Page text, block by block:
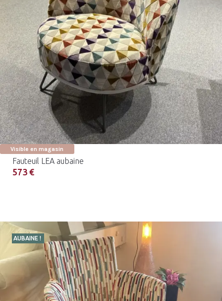
Visible en magasin
Fauteuil LEA aubaine
573 €
AUBAINE !